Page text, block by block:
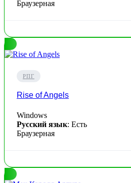
Браузерная
РПГ
Rise of Angels
Windows
Русский язык: Есть
Браузерная